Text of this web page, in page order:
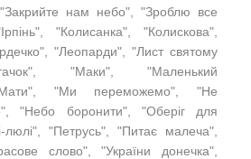
нам небо", "Зроблю все
"Колисанка", "Колискова",
"Леопарди", "Лист святому
"Маки", "Маленький
"Мати", "Ми переможемо", "Не
"Небо боронити", "Оберіг для
люлі", "Петрусь", "Питає малеча",
слово", "України донечка",